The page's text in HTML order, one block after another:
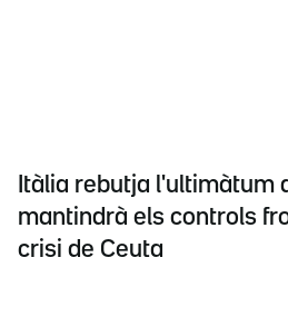
Itàlia rebutja l'ultimàtum
mantindrà els controls
crisi de Ceuta